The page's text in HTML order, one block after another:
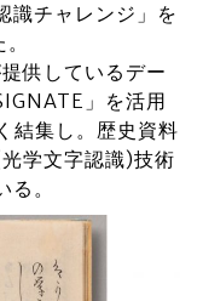
識チャレンジ」を
供しているデー
」を活用
結集し。歴史資料
学文字認識)技術
。